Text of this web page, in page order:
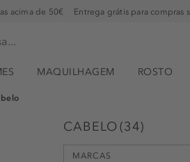
acima de 50€ Entrega grátis para compras
MAQUILHAGEM ROSTO
CABELO (34)
MARCAS